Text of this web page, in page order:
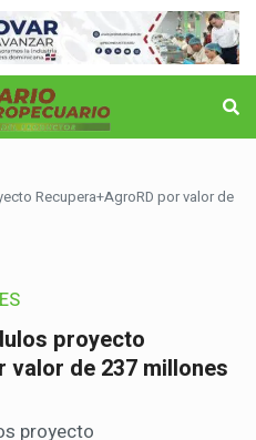
Recupera+AgroRD por valor de
proyecto
valor de 237 millones